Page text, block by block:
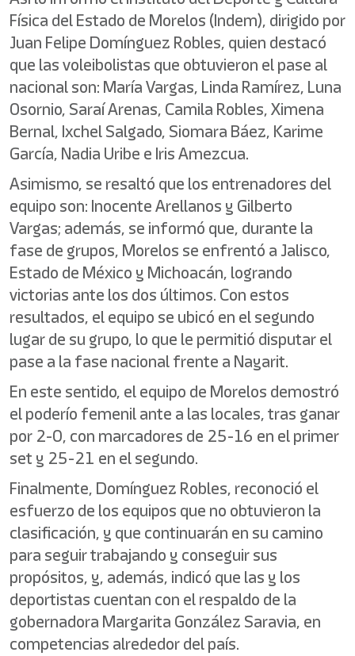
Física del Estado de Morelos (Indem), dirigido por
Juan Felipe Domínguez Robles, quien destacó
que las voleibolistas que obtuvieron el pase al
nacional son: María Vargas, Linda Ramírez, Luna
Osornio, Saraí Arenas, Camila Robles, Ximena
Bernal, Ixchel Salgado, Siomara Báez, Karime
García, Nadia Uribe e Iris Amezcua.
Asimismo, se resaltó que los entrenadores del
equipo son: Inocente Arellanos y Gilberto
Vargas; además, se informó que, durante la
fase de grupos, Morelos se enfrentó a Jalisco,
Estado de México y Michoacán, logrando
victorias ante los dos últimos. Con estos
resultados, el equipo se ubicó en el segundo
lugar de su grupo, lo que le permitió disputar el
pase a la fase nacional frente a Nayarit.
En este sentido, el equipo de Morelos demostró
el poderío femenil ante a las locales, tras ganar
por 2-0, con marcadores de 25-16 en el primer
set y 25-21 en el segundo.
Finalmente, Domínguez Robles, reconoció el
esfuerzo de los equipos que no obtuvieron la
clasificación, y que continuarán en su camino
para seguir trabajando y conseguir sus
propósitos, y, además, indicó que las y los
deportistas cuentan con el respaldo de la
gobernadora Margarita González Saravia, en
competencias alrededor del país.